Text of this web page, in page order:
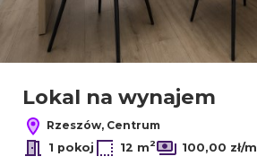
Lokal na wynajem
Rzeszów, Centrum
1 pokoj
12 m2 100,00 zł/m